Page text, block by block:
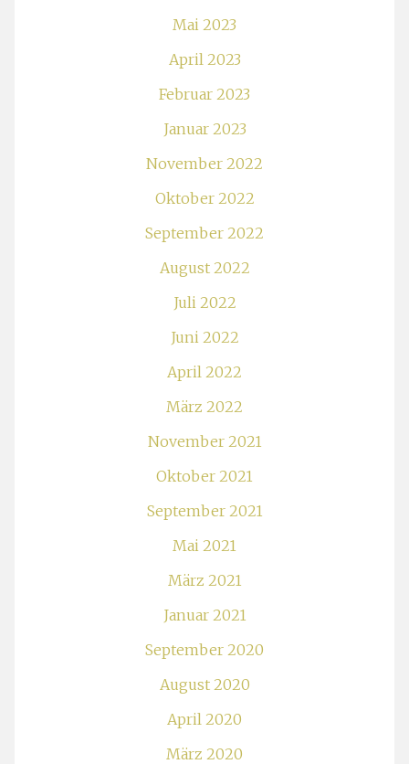
Mai 2023
April 2023
Februar 2023
Januar 2023
November 2022
Oktober 2022
September 2022
August 2022
Juli 2022
Juni 2022
April 2022
März 2022
November 2021
Oktober 2021
September 2021
Mai 2021
März 2021
Januar 2021
September 2020
August 2020
April 2020
März 2020